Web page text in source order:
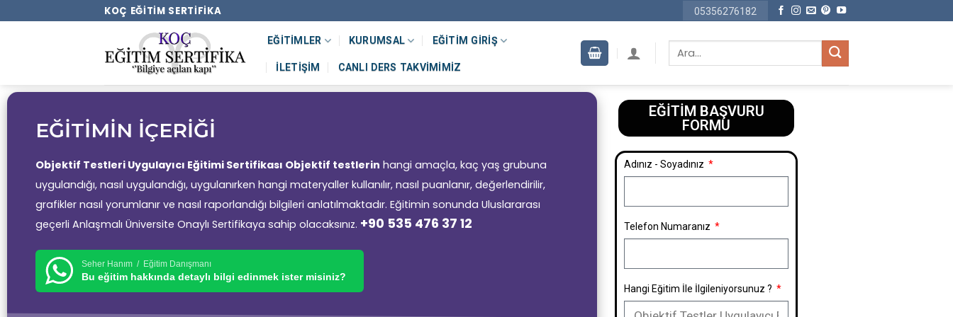
KOÇ EĞITIM SERTIFIKA 05356276182
EĞITIMLER KURUMSAL EĞITIM GIRIŞ
İLETIŞIM CANLI DERS TAKVIMIMIZ
EĞİTİMİN İÇERİĞİ
Objektif Testleri Uygulayıcı Eğitimi Sertifikası Objektif testlerin hangi amaçla, kaç yaş grubuna
uygulandığı, nasıl uygulandığı, uygulanırken hangi materyaller kullanılır, nasıl puanlanır, değerlendirilir,
grafikler nasıl yorumlanır ve nasıl raporlandığı bilgileri anlatılmaktadır. Eğitimin sonunda Uluslararası
geçerli Anlaşmalı Üniversite Onaylı Sertifikaya sahip olacaksınız. +90 535 476 37 12
Seher Hanım / Eğitim Danışmanı
Bu eğitim hakkında detaylı bilgi edinmek ister misiniz?
EĞİTİM BAŞVURU
FORMU​
Adınız - Soyadınız
Telefon Numaranız
Hangi Eğitim İle İlgileniyorsunuz ?